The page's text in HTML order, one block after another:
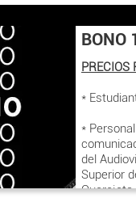
BONO
PRECIOS
*
*
del
Superior
Querejeta